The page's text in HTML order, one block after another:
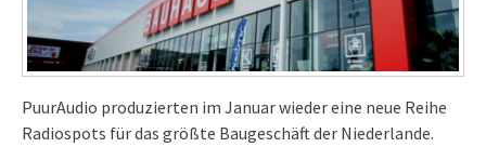
PuurAudio produzierten im Januar wieder eine neue Reihe
Radiospots für das größte Baugeschäft der Niederlande.